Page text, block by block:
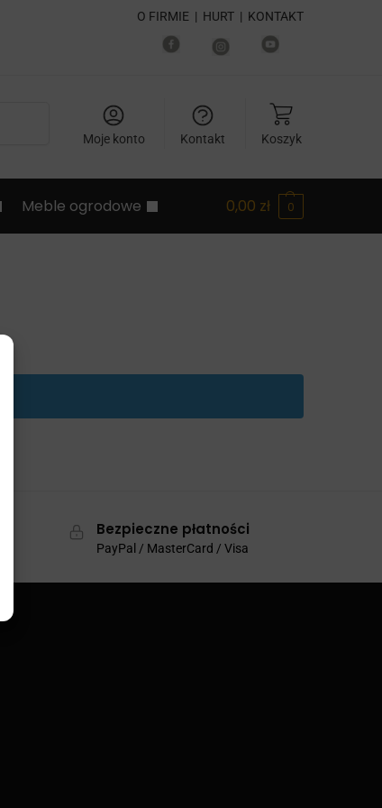
O FIRMIE | HURT | KONTAKT
Moje konto Kontakt Koszyk
Meble ogrodowe 0,00 zł 0
Bezpieczne płatności
PayPal / MasterCard / Visa